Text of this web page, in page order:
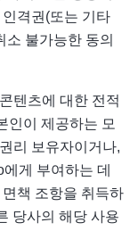
격권(또는 기타
소 불가능한 동의
텐츠에 대한 전적
인이 제공하는 모
리 보유자이거나,
게 부여하는 데
책 조항을 취득하
당사의 해당 사용